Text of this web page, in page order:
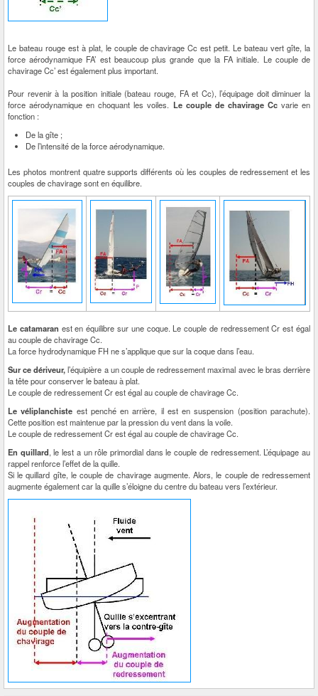
Le bateau rouge est à plat, le couple de chavirage Cc est petit. Le bateau vert gîte, la
force aérodynamique FA’ est beaucoup plus grande que la FA initiale. Le couple de
chavirage Cc’ est également plus important.
Pour revenir à la position initiale (bateau rouge, FA et Cc), l’équipage doit diminuer la
force aérodynamique en choquant les voiles. Le couple de chavirage Cc varie en
fonction :
De la gîte ;
De l’intensité de la force aérodynamique.
Les photos montrent quatre supports différents où les couples de redressement et les
couples de chavirage sont en équilibre.
Le catamaran est en équilibre sur une coque. Le couple de redressement Cr est égal
au couple de chavirage Cc.
La force hydrodynamique FH ne s’applique que sur la coque dans l’eau.
Sur ce dériveur,l’équipière a un couple de redressement maximal avec le bras derrière
la tête pour conserver le bateau à plat.
Le couple de redressement Cr est égal au couple de chavirage Cc.
Le véliplanchiste est penché en arrière, il est en suspension (position parachute).
Cette position est maintenue par la pression du vent dans la voile.
Le couple de redressement Cr est égal au couple de chavirage Cc.
En quillard, le lest a un rôle primordial dans le couple de redressement. L’équipage au
rappel renforce l’effet de la quille.
Si le quillard gîte, le couple de chavirage augmente. Alors, le couple de redressement
augmente également car la quille s’éloigne du centre du bateau vers l’extérieur.